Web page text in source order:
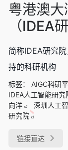
粤港澳
（IDEA
简称IDEA研究
持的科研机构
标签： AIGC科研
IDEA人工智能研究
向洋
深圳人工
研究院
链接直达